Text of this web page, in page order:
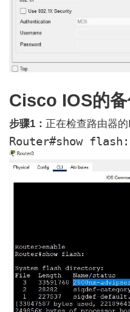
Cisco IOS的备
步骤1： 正在检查路由器的
Router#show flash: